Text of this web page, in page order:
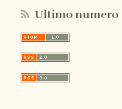
Ultimo numero